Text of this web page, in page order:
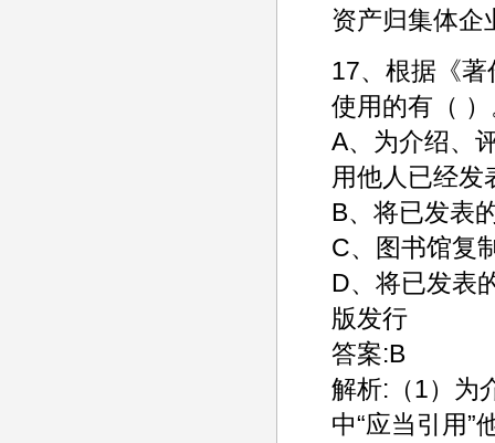
资产归集体企
17、根据《
使用的有（
A、为介绍、
用他人已经发
B、将已发表
C、图书馆复
D、将已发表
版发行
答案:B
解析:（1）为
中“应当引用”